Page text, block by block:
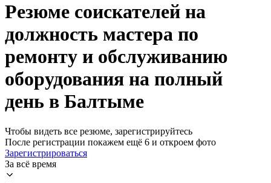
Резюме соискателей на
должность мастера по
ремонту и обслуживанию
оборудования на полный
день в Балтыме
Чтобы видеть все резюме, зарегистрируйтесь
После регистрации покажем ещё 6 и откроем фото
Зарегистрироваться
За всё время